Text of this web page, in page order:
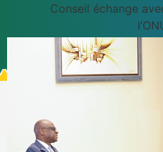
Conseil échange